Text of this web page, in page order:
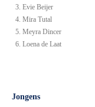
Evie Beijer
Mira Tutal
Meyra Dincer
Loena de Laat
Jongens